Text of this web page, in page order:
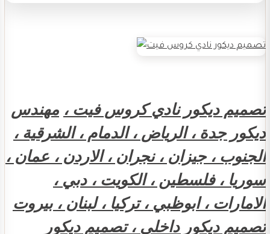
تصميم ديكور نادي كروس فيت ، مهندس
ديكور جدة ، الرياض ، الدمام ، الشرقية ،
الجنوب ، جيزان ، نجران ، الاردن ، عمان ،
سوريا ، فلسطين ، الكويت ، دبي ،
الامارات ، ابوظبي ، تركيا ، لبنان ، بيروت
تصميم ديكور داخلي ، تصميم ديكور